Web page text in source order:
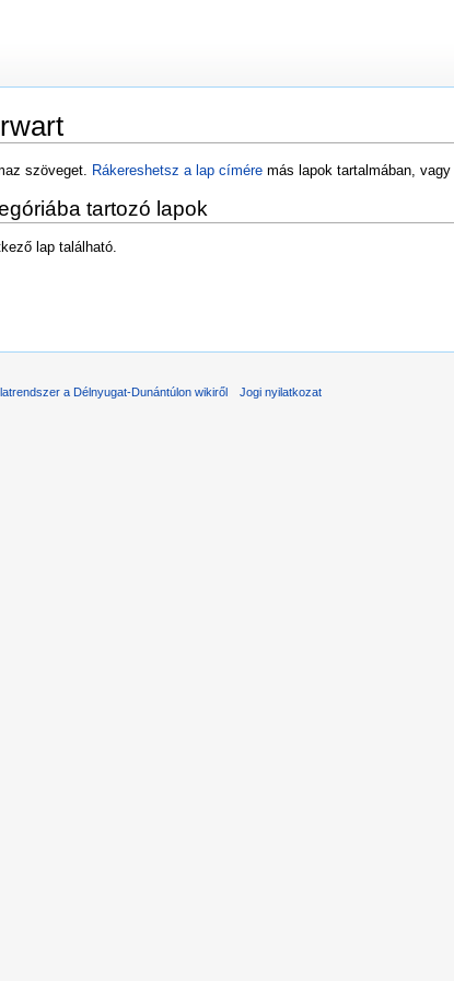
szöveget. Rákereshetsz a lap címére más lapok tartalmában, vagy
tartozó lapok
lap található.
a Délnyugat-Dunántúlon wikiről Jogi nyilatkozat